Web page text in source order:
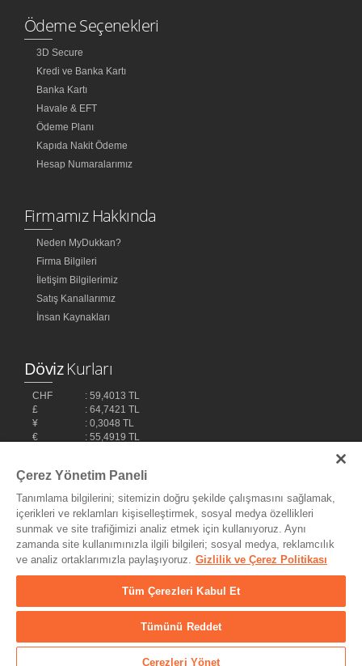
Ödeme Seçenekleri
3D Secure
Kredi ve Banka Kartı
Banka Kartı
Havale & EFT
Ödeme Planı
Kapıda Nakit Ödeme
Hesap Numaralarımız
Firmamız Hakkında
Neden MyDukkan?
Firma Bilgileri
İletişim Bilgilerimiz
Satış Kanallarımız
İnsan Kaynakları
DövizKurları
CHF
: 59,4013 TL
£
: 64,7421 TL
¥
: 0,3048 TL
€
: 55,4919 TL
Bilişim Teknolojileri,
© Copyright 2004 - 2026 MyDukkan Müzik Market Tic. ve San Ltd.
Şti. - Her Hakkı Saklıdır.
Çerez Yönetim Paneli
Tanımlama bilgilerini; sitemizin doğru şekilde çalışmasını sağlamak,
içerikleri ve reklamları kişiselleştirmek, sosyal medya özellikleri
sunmak ve site trafiğimizi analiz etmek için kullanıyoruz. Aynı
zamanda site kullanımınızla ilgili bilgileri; sosyal medya, reklamcılık
ve analiz ortaklarımızla paylaşıyoruz. Gizlilik ve Çerez Politikası
Tüm Çerezleri Kabul Et
Tümünü Reddet
Çerezleri Yönet